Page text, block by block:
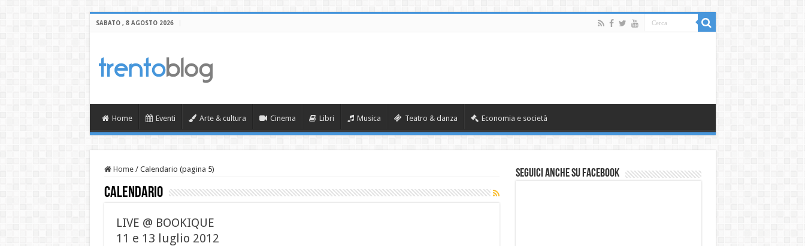
SABATO , 8 AGOSTO 2026
Home Eventi Arte & cultura Cinema Libri Musica Teatro & danza Economia e società
Home / Calendario (pagina 5)
Calendario
LIVE @ BOOKIQUE
11 e 13 luglio 2012
Seguici anche su Facebook